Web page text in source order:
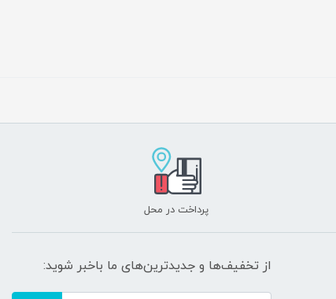
پرداخت در محل
از تخفیف‌ها و جدیدترین‌های ما باخبر شوید: